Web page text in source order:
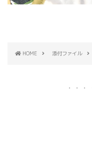
HOME 添付ファイル